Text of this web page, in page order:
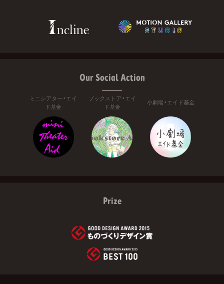
Our Social Action
ミニシアター・エイ
ド基金
ブックストア・エイ
ド基金
小劇場・エイド基金
Prize